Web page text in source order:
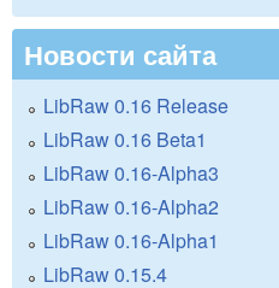
Новости сайта
LibRaw 0.16 Release
LibRaw 0.16 Beta1
LibRaw 0.16-Alpha3
LibRaw 0.16-Alpha2
LibRaw 0.16-Alpha1
LibRaw 0.15.4